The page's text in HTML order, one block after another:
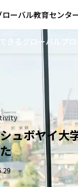
ローバル教育センタ
きるグローバルプロ
ュボヤイ大